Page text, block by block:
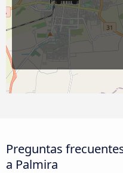
Preguntas
a Palmira